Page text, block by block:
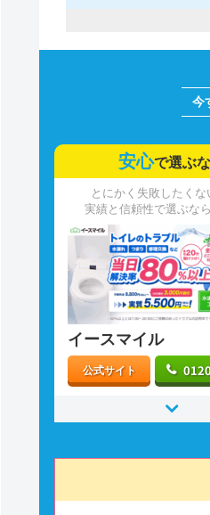
安心で選ぶ
とにかく失敗したくな
実績と信頼性で選ぶな
イースマイル
公式サイト